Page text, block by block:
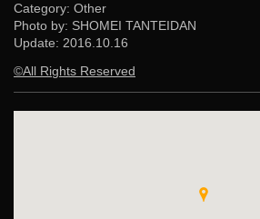
Category: Other
Photo by: SHOMEI TANTEIDAN
Update: 2016.10.16
©All Rights Reserved